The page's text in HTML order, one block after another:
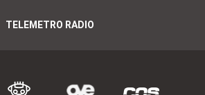
TELEMETRO RADIO